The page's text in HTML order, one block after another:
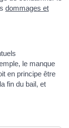
dommages et
le manque
en principe être
fin du bail, et